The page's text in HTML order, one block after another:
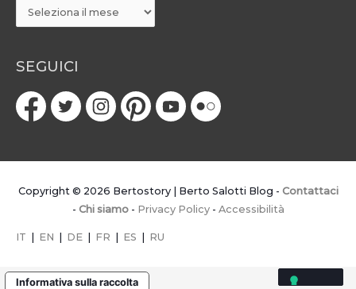
SEGUICI
Copyright © 2026 Bertostory | Berto Salotti Blog - Contattaci
- Chi siamo- Privacy Policy- Accessibilità
IT EN DE FR ES RU
Informativa sulla raccolta